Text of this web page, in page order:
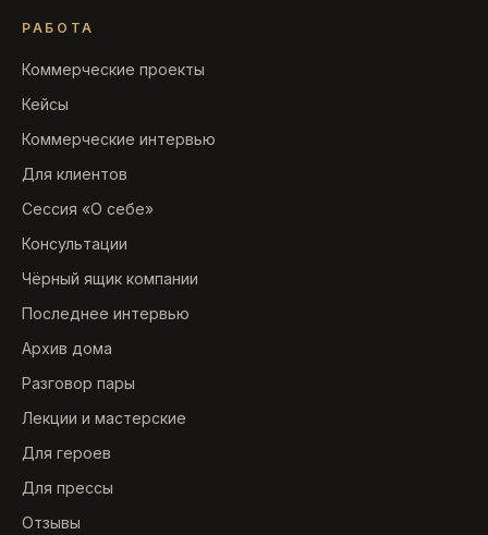
РАБОТА
Коммерческие проекты
Кейсы
Коммерческие интервью
Для клиентов
Сессия «О себе»
Консультации
Чёрный ящик компании
Последнее интервью
Архив дома
Разговор пары
Лекции и мастерские
Для героев
Для прессы
Отзывы